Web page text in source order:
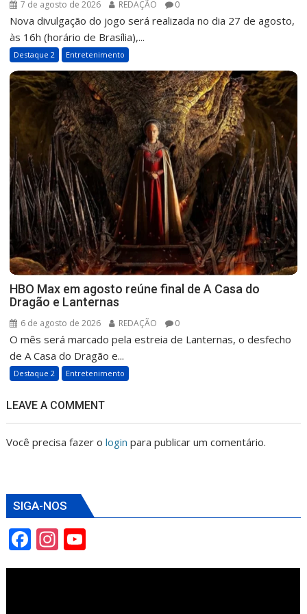
7 de agosto de 2026 REDAÇÃO 0
Nova divulgação do jogo será realizada no dia 27 de agosto,
às 16h (horário de Brasília),...
Destaque 2 Entretenimento
HBO Max em agosto reúne final de A Casa do
Dragão e Lanternas
6 de agosto de 2026 REDAÇÃO 0
O mês será marcado pela estreia de Lanternas, o desfecho
de A Casa do Dragão e...
Destaque 2 Entretenimento
LEAVE A COMMENT
Você precisa fazer ologin para publicar um comentário.
SIGA-NOS
F
ac
In
st o